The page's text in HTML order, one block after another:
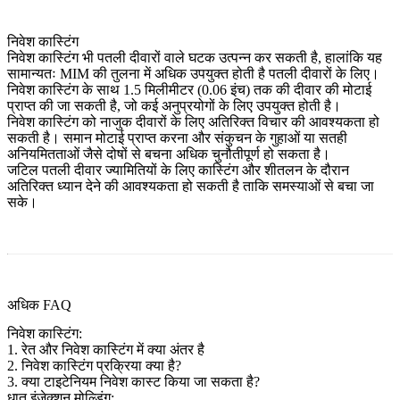
निवेश कास्टिंग
निवेश कास्टिंग भी पतली दीवारों वाले घटक उत्पन्न कर सकती है, हालांकि यह
सामान्यतः MIM की तुलना में अधिक उपयुक्त होती है पतली दीवारों के लिए।
निवेश कास्टिंग के साथ 1.5 मिलीमीटर (0.06 इंच) तक की दीवार की मोटाई
प्राप्त की जा सकती है, जो कई अनुप्रयोगों के लिए उपयुक्त होती है।
निवेश कास्टिंग को नाजुक दीवारों के लिए अतिरिक्त विचार की आवश्यकता हो
सकती है। समान मोटाई प्राप्त करना और संकुचन के गुहाओं या सतही
अनियमितताओं जैसे दोषों से बचना अधिक चुनौतीपूर्ण हो सकता है।
जटिल पतली दीवार ज्यामितियों के लिए कास्टिंग और शीतलन के दौरान
अतिरिक्त ध्यान देने की आवश्यकता हो सकती है ताकि समस्याओं से बचा जा
सके।
अधिक FAQ
निवेश कास्टिंग:
1. रेत और निवेश कास्टिंग में क्या अंतर है
2. निवेश कास्टिंग प्रक्रिया क्या है?
3. क्या टाइटेनियम निवेश कास्ट किया जा सकता है?